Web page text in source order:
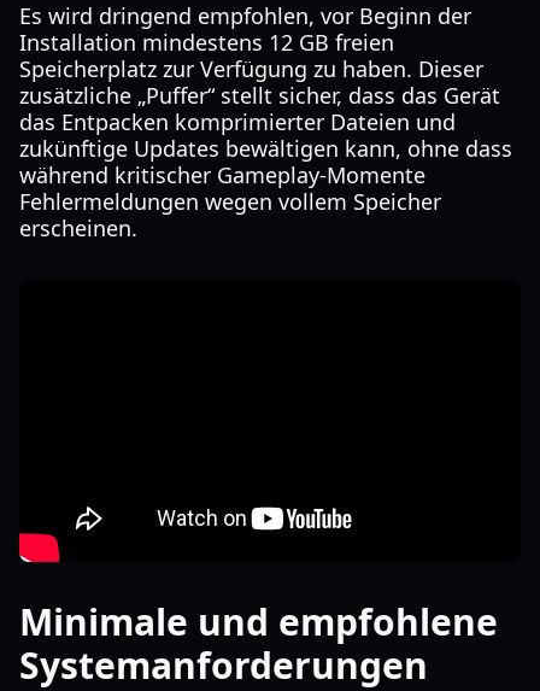
Es wird dringend empfohlen, vor Beginn der
Installation mindestens 12 GB freien
Speicherplatz zur Verfügung zu haben. Dieser
zusätzliche „Puffer“ stellt sicher, dass das Gerät
das Entpacken komprimierter Dateien und
zukünftige Updates bewältigen kann, ohne dass
während kritischer Gameplay-Momente
Fehlermeldungen wegen vollem Speicher
erscheinen.
Minimale und empfohlene
Systemanforderungen